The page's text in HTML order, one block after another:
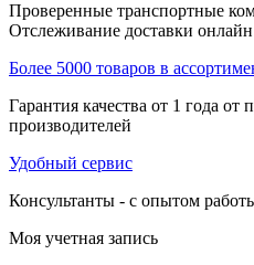
Проверенные транспортные
Отслеживание доставки онлайн
Более 5000 товаров в
Гарантия качества от 1 года
производителей
Удобный сервис
Консультанты - с опытом
Моя учетная запись